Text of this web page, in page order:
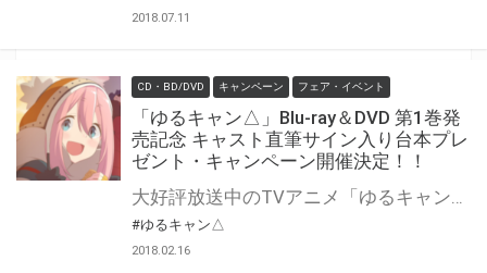
2018.07.11
CD・BD/DVD キャンペーン フェア・イベント
「ゆるキャン△」Blu-ray＆DVD 第1巻発
売記念 キャスト直筆サイン入り台本プレ
ゼント・キャンペーン開催決定！！
大好評放送中のTVアニメ「ゆるキャン△」のBlu-ray/DVDの発売を記念して、キャスト直筆サイン入り台本プレゼント・キャンペーンを開催致します！ とらのあな抽選特典として【キャスト直筆サイン入り台本】をご応募いただいた方の中から抽選でプレゼント！！ 対象店舗でご購入のいただいた方に、応募抽選券をお渡し致します。 是非、奮ってご応募ください♪
#ゆるキャン△
2018.02.16